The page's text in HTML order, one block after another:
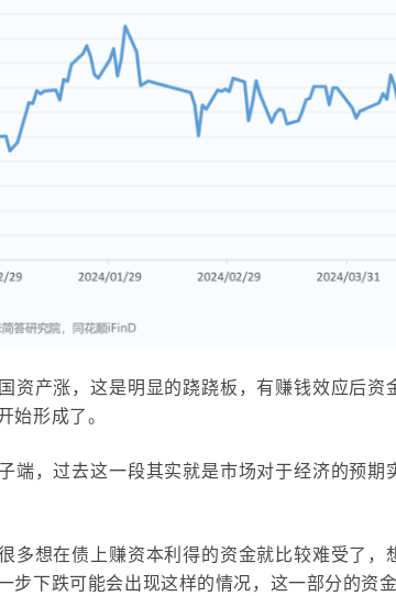
资产涨，这是明显的跷跷板，有赚钱效应后
始形成了。
端，过去这一段其实就是市场对于经济的预期
多想在债上赚资本利得的资金就比较难受了，
步下跌可能会出现这样的情况，这一部分的资